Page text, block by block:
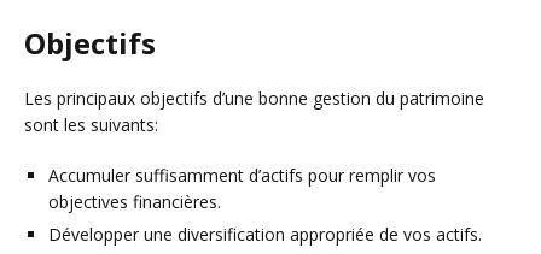
Objectifs
Les principaux objectifs d’une bonne gestion du patrimoine
sont les suivants:
Accumuler suffisamment d’actifs pour remplir vos
objectives financières.
Développer une diversification appropriée de vos actifs.